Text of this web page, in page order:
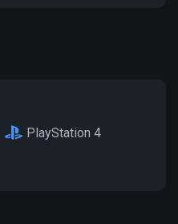
PlayStation 4